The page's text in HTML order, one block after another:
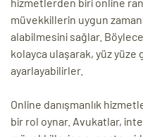
hizmetlerden biri online
müvekkillerin uygun
alabilmesini sağlar.
kolayca ulaşarak, yüz yüze
ayarlayabilirler.
Online danışmanlık
bir rol oynar. Avukatlar,